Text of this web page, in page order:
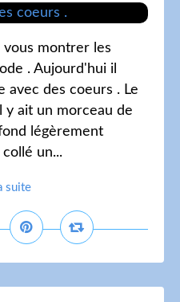
vous montrer les
. Aujourd'hui il
avec des coeurs . Le
ait un morceau de
légèrement
un...
suite